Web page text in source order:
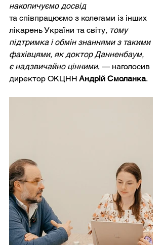
накопичуємо досвід
та співпрацюємо з колегами із інших
лікарень України та світу, тому
підтримка і обмін знаннями з такими
фахівцями, як доктор Данненбаум,
є надзвичайно цінними, — наголосив
директор ОКЦНН Андрій Смоланка.